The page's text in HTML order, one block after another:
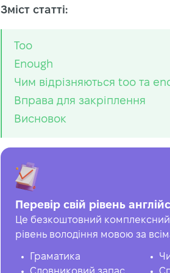
Зміст статті:
Too
Enough
Чим відрізняються too та
Вправа для закріплення
Висновок
Перевір свій рівень
Це безкоштовний комплексний
рівень володіння мовою за
Граматика
Словниковий запас